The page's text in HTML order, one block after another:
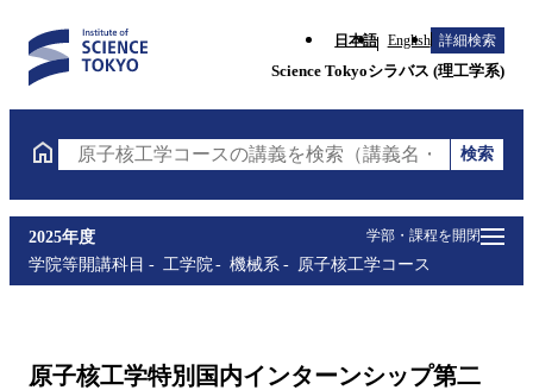
日本語 English 詳細検索
Science Tokyoシラバス (理工学系)
原子核工学コースの講義を検索（講義名・科目コード
検索
学部・課程を開閉
2025年度
学院等開講科目
工学院 機械系 原子核工学コース
原子核工学特別国内インターンシップ第二